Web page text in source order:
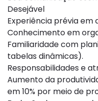
Desejável
Experiência prévia
Conhecimento em
Familiaridade com
tabelas dinâmicas).
Responsabilidades e
Aumento da
em 10% por meio de